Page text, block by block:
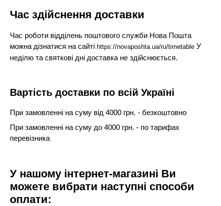
Час здійснення доставки
Час роботи відділень поштового служби Нова Пошта
можна дізнатися на сайтіhttps://novaposhta.ua/ru/timetable У
неділю та святкові дні доставка не здійснюється.
Вартість доставки по всій Україні
При замовленні на суму від 4000 грн. - безкоштовно
При замовленні на суму до 4000 грн. - по тарифах
перевізника
У нашому інтернет-магазині Ви
можете вибрати наступні способи
оплати: